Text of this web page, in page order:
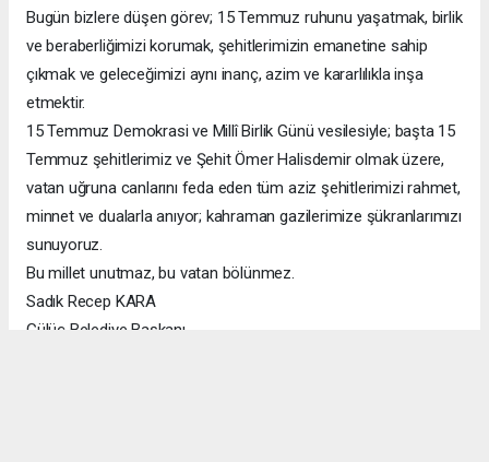
Bugün bizlere düşen görev; 15 Temmuz ruhunu yaşatmak, birlik
ve beraberliğimizi korumak, şehitlerimizin emanetine sahip
çıkmak ve geleceğimizi aynı inanç, azim ve kararlılıkla inşa
etmektir.
15 Temmuz Demokrasi ve Millî Birlik Günü vesilesiyle; başta 15
Temmuz şehitlerimiz ve Şehit Ömer Halisdemir olmak üzere,
vatan uğruna canlarını feda eden tüm aziz şehitlerimizi rahmet,
minnet ve dualarla anıyor; kahraman gazilerimize şükranlarımızı
sunuyoruz.
Bu millet unutmaz, bu vatan bölünmez.
Sadık Recep KARA
Gülüç Belediye Başkanı